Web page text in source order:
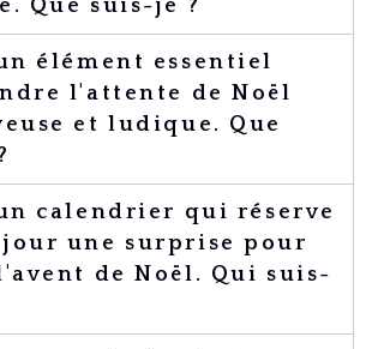
Que suis-je ?
élément essentiel
l'attente de Noël
et ludique. Que
calendrier qui réserve
jour une surprise pour
de Noël. Qui suis-